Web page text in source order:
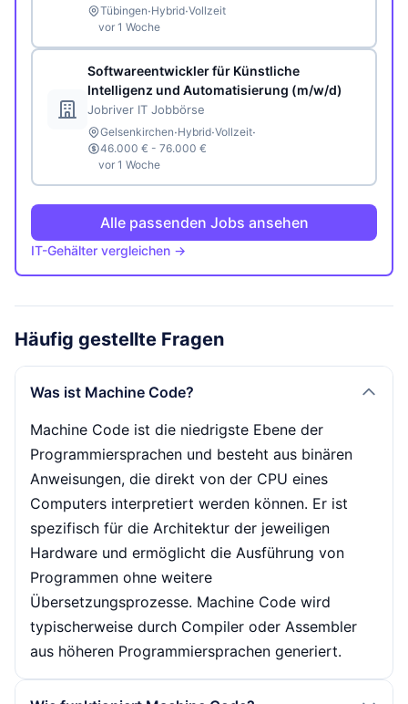
Tübingen·Hybrid·Vollzeit
vor 1 Woche
Softwareentwickler für Künstliche
Intelligenz und Automatisierung (m/w/d)
Jobriver IT Jobbörse
Gelsenkirchen·Hybrid·Vollzeit·
46.000 € - 76.000 €
vor 1 Woche
Alle passenden Jobs ansehen
IT-Gehälter vergleichen →
Häufig gestellte Fragen
Was ist Machine Code?
Machine Code ist die niedrigste Ebene der
Programmiersprachen und besteht aus binären
Anweisungen, die direkt von der CPU eines
Computers interpretiert werden können. Er ist
spezifisch für die Architektur der jeweiligen
Hardware und ermöglicht die Ausführung von
Programmen ohne weitere
Übersetzungsprozesse. Machine Code wird
typischerweise durch Compiler oder Assembler
aus höheren Programmiersprachen generiert.